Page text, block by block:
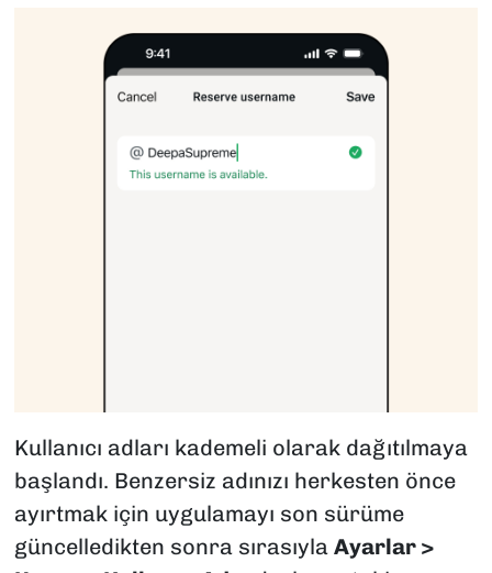
Kullanıcı adları kademeli olarak dağıtılmaya
başlandı. Benzersiz adınızı herkesten önce
ayırtmak için uygulamayı son sürüme
güncelledikten sonra sırasıyla Ayarlar >